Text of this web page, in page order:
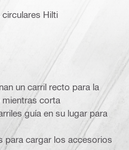
Hilti
un carril recto para la
mientras corta
guía en su lugar para
para cargar los accesorios